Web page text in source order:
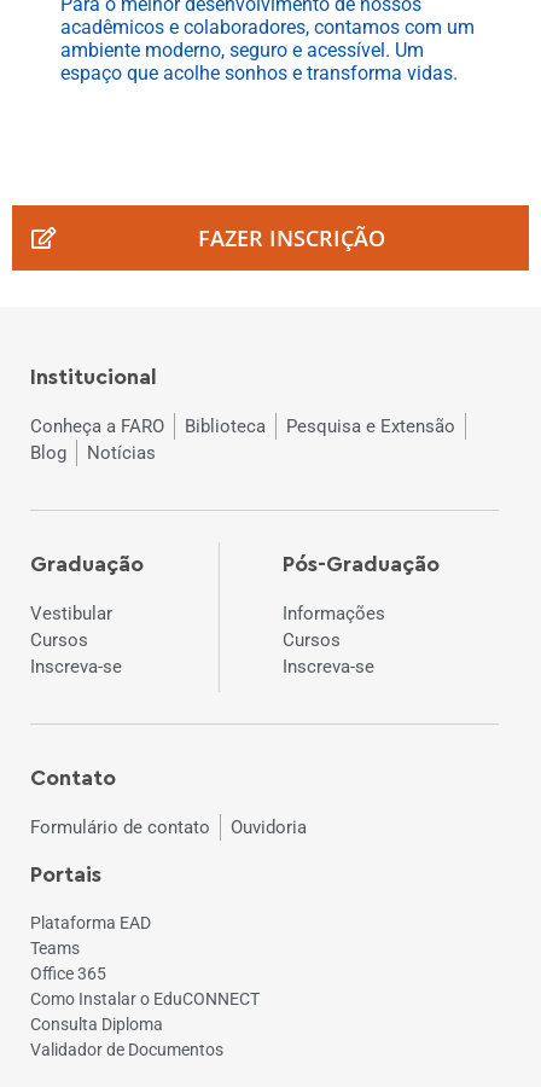
acadêmicos e colaboradores, contamos com um
ambiente moderno, seguro e acessível. Um
espaço que acolhe sonhos e transforma vidas.
FAZER INSCRIÇÃO
Institucional
Conheça a FARO Biblioteca
Pesquisa e Extensão
Blog
Notícias
Graduação
Vestibular
Cursos
Inscreva-se
Pós-Graduação
Informações
Cursos
Inscreva-se
Contato
Formulário de contato Ouvidoria
Portais
Plataforma EAD
Teams
Office 365
Como Instalar o EduCONNECT
Consulta Diploma
Validador de Documentos